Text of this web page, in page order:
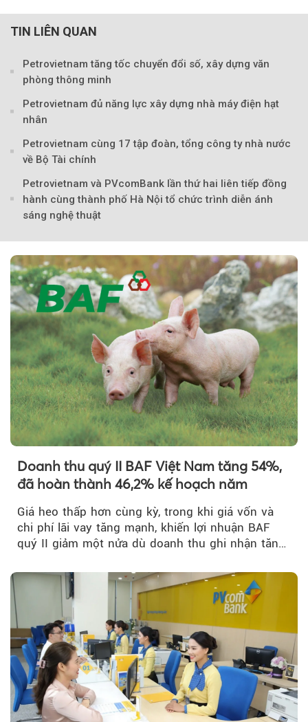
TIN LIÊN QUAN
Petrovietnam tăng tốc chuyển đổi số, xây dựng văn
phòng thông minh
Petrovietnam đủ năng lực xây dựng nhà máy điện hạt
nhân
Petrovietnam cùng 17 tập đoàn, tổng công ty nhà nước
về Bộ Tài chính
Petrovietnam và PVcomBank lần thứ hai liên tiếp đồng
hành cùng thành phố Hà Nội tổ chức trình diễn ánh
sáng nghệ thuật
Doanh thu quý II BAF Việt Nam tăng 54%,
đã hoàn thành 46,2% kế hoạch năm
Giá heo thấp hơn cùng kỳ, trong khi giá vốn và
chi phí lãi vay tăng mạnh, khiến lợi nhuận BAF
quý II giảm một nửa dù doanh thu ghi nhận tăng